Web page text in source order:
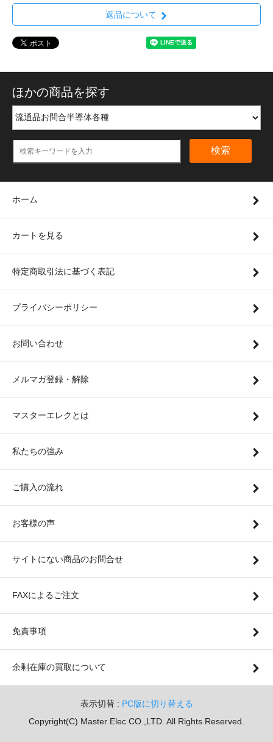
返品について
ほかの商品を探す
検索
ホーム
カートを見る
特定商取引法に基づく表記
プライバシーポリシー
お問い合わせ
メルマガ登録・解除
マスターエレクとは
私たちの強み
ご購入の流れ
お客様の声
サイトにない商品のお問合せ
FAXによるご注文
免責事項
余剰在庫の買取について
表示切替 : PC版に切り替える
Copyright(C) Master Elec CO.,LTD. All Rights Reserved.